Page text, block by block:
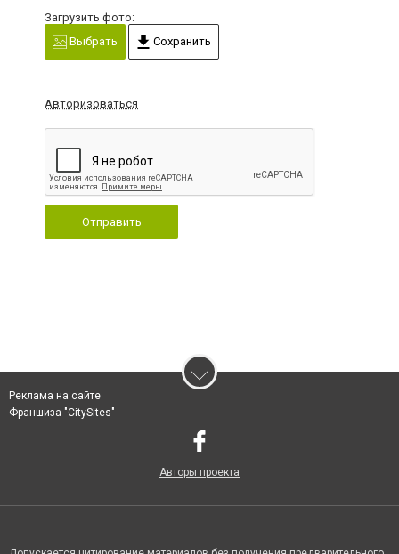
Загрузить фото:
Выбрать
Сохранить
Авторизоваться
Отправить
Реклама на сайте
Франшиза "CitySites"
Авторы проекта